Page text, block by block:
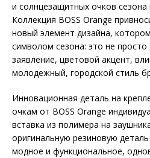
и солнцезащитных очков сезона
Коллекция BOSS Orange
новый элемент дизайна,
символом сезона: это не
заявление, цветовой акцент,
молодежный, городской стиль
Инновационная деталь на
очкам от BOSS Orange
вставка из полимера на
оригинальную резиновую
модное и функциональное,